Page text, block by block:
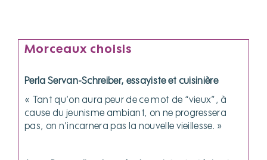
Morceaux choisis
Perla Servan-Schreiber, essayiste et cuisinière
« Tant qu’on aura peur de ce mot de “vieux”, à
cause du jeunisme ambiant, on ne progressera
pas, on n’incarnera pas la nouvelle vieillesse. »